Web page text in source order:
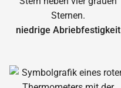
niedrige Abrieb­festigkeit